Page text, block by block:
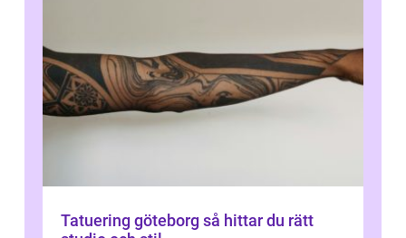
Tatuering göteborg så hittar du rätt